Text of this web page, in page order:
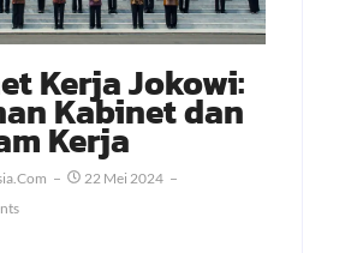
Kerja Jokowi:
Kabinet dan
Kerja
22 Mei 2024